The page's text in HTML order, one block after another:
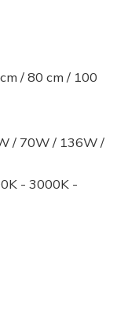
/ 80 cm / 100
/ 70W / 136W /
- 3000K -